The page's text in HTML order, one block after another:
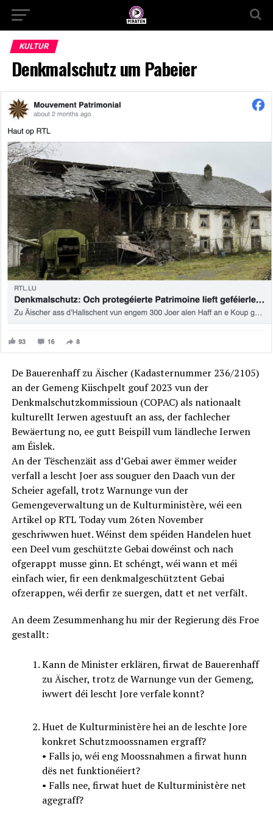
KULTUR
Denkmalschutz um Pabeier
De Bauerenhaff zu Äischer (Kadasternummer 236/2105)
an der Gemeng Kiischpelt gouf 2023 vun der
Denkmalschutzkommissioun (COPAC) als nationaalt
kulturellt Ierwen agestuuft an ass, der fachlecher
Bewäertung no, ee gutt Beispill vum ländleche Ierwen
am Éislek.
An der Tëschenzäit ass d’Gebai awer ëmmer weider
verfall a lescht Joer ass souguer den Daach vun der
Scheier agefall, trotz Warnunge vun der
Gemengeverwaltung un de Kulturministère, wéi een
Artikel op RTL Today vum 26ten November
geschriwwen huet. Wéinst dem spéiden Handelen huet
een Deel vum geschützte Gebai dowéinst och nach
ofgerappt musse ginn. Et schéngt, wéi wann et méi
einfach wier, fir een denkmalgeschütztent Gebai
ofzerappen, wéi derfir ze suergen, datt et net verfält.
An deem Zesummenhang hu mir der Regierung dës Froe
gestallt:
Kann de Minister erklären, firwat de Bauerenhaff
zu Äischer, trotz de Warnunge vun der Gemeng,
iwwert déi lescht Jore verfale konnt?
Huet de Kulturministère hei an de leschte Jore
konkret Schutzmoossnamen ergraff?
• Falls jo, wéi eng Moossnahmen a firwat hunn
dës net funktionéiert?
• Falls nee, firwat huet de Kulturministère net
agegraff?